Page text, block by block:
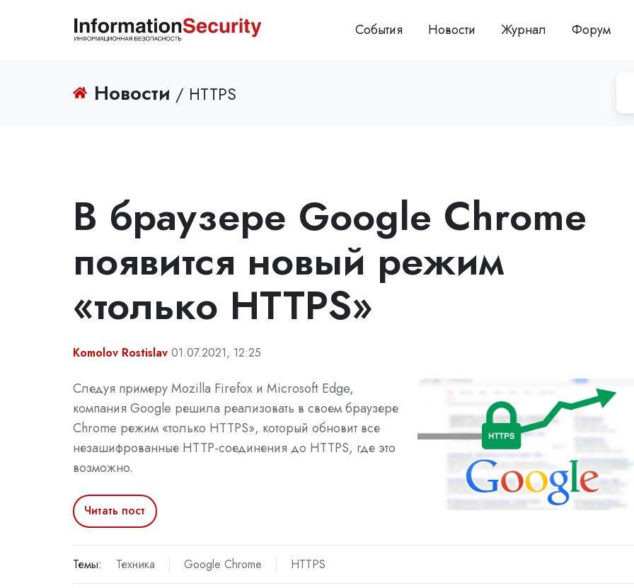
События Новости Журнал Форум
Новости / HTTPS
В браузере Google Chrome
появится новый режим
«только HTTPS»
Komolov Rostislav 01.07.2021, 12:25
Следуя примеру Mozilla Firefox и Microsoft Edge,
компания Google решила реализовать в своем браузере
Chrome режим «только HTTPS», который обновит все
незашифрованные HTTP-соединения до HTTPS, где это
возможно.
Читать пост
Темы: Техника Google Chrome HTTPS